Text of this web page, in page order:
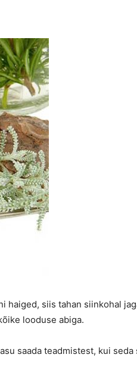
siis tahan siinkohal
looduse abiga.
saada teadmistest, kui